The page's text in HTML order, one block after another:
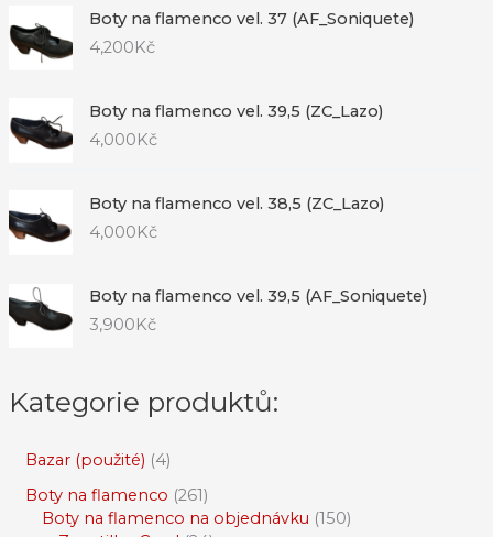
Boty na flamenco vel. 37 (AF_Soniquete)
4,200Kč
Boty na flamenco vel. 39,5 (ZC_Lazo)
4,000Kč
Boty na flamenco vel. 38,5 (ZC_Lazo)
4,000Kč
Boty na flamenco vel. 39,5 (AF_Soniquete)
3,900Kč
Kategorie produktů:
Bazar (použité) 4
Boty na flamenco 261
Boty na flamenco na objednávku 150